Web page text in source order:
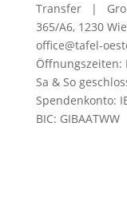
Transfer |
365/A6, 1230
office@tafel-
Öffnungszeiten:
Sa & So
Spendenkonto:
BIC: